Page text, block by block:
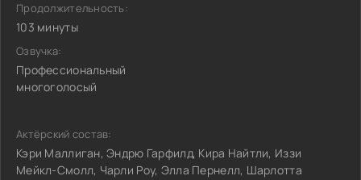
Продолжительность:
103 минуты
Озвучка:
Профессиональный
многоголосый
Актёрский состав:
Кэри Маллиган, Эндрю Гарфилд, Кира Найтли, Иззи
Мейкл-Смолл, Чарли Роу, Элла Пернелл, Шарлотта